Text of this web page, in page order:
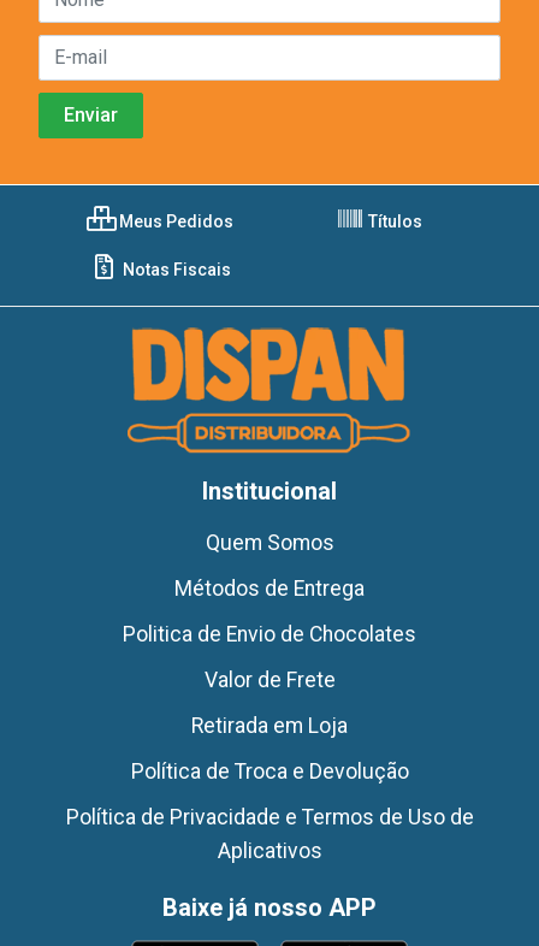
Meus Pedidos Títulos
Notas Fiscais
Institucional
Quem Somos
Métodos de Entrega
Politica de Envio de Chocolates
Valor de Frete
Retirada em Loja
Política de Troca e Devolução
Política de Privacidade e Termos de Uso de
Aplicativos
Baixe já nosso APP